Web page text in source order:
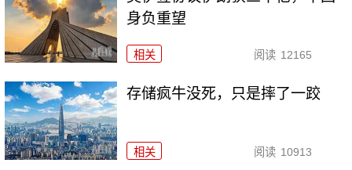
身负重望
相关 阅读 12165
存储疯牛没死，只是摔了一跤
相关 阅读 10913